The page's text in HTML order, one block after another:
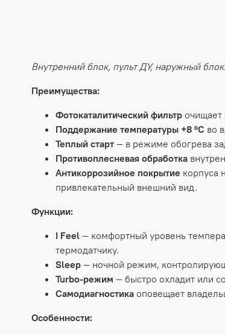
Внутренний блок, пульт ДУ, наружный блок.
Преимущества:
Фотокаталитический фильтр очищает
Поддержание температуры +8 °С во
Теплый старт — в режиме обогрева
Противоплесневая обработка
Антикоррозийное покрытие корпуса
привлекательный внешний вид.
Функции:
I Feel — комфортный уровень
термодатчику.
Sleep — ночной режим,
Turbo-режим — быстро охладит или
Самодиагностика оповещает
Особенности: